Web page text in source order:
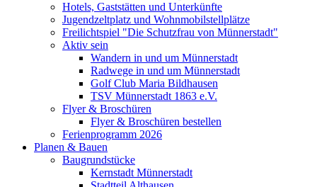
Hotels, Gaststätten und Unterkünfte
Jugendzeltplatz und Wohnmobilstellplätze
Freilichtspiel "Die Schutzfrau von Münnerstadt"
Aktiv sein
Wandern in und um Münnerstadt
Radwege in und um Münnerstadt
Golf Club Maria Bildhausen
TSV Münnerstadt 1863 e.V.
Flyer & Broschüren
Flyer & Broschüren bestellen
Ferienprogramm 2026
Planen & Bauen
Baugrundstücke
Kernstadt Münnerstadt